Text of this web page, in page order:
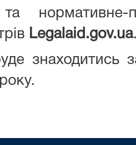
нормативне-
Legalaid.gov.ua
знаходитись